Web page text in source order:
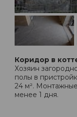
Коридор в
Хозяин
полы в
24 м².
менее 1 дня.